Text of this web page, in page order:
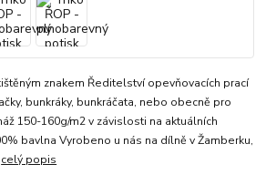
znakem Ředitelství opevňovacích prací
bunkráky, bunkráčata, nebo obecně pro
150-160g/m2 v závislosti na aktuálních
bavlna Vyrobeno u nás na dílně v Žamberku,
celý popis